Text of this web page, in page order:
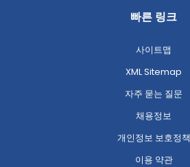
빠른 링크
사이트맵
XML Sitemap
자주 묻는 질문
채용정보
개인정보 보호정책
이용 약관